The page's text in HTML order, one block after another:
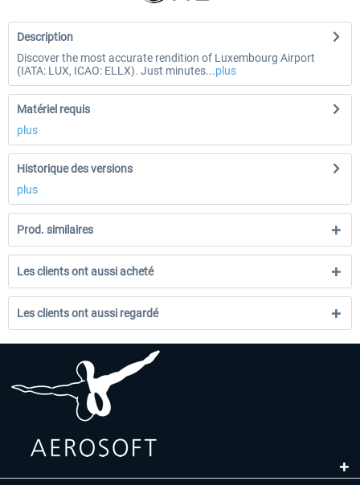
Description
Discover the most accurate rendition of Luxembourg Airport
(IATA: LUX, ICAO: ELLX). Just minutes...plus
Matériel requis
plus
Historique des versions
plus
Prod. similaires
Les clients ont aussi acheté
Les clients ont aussi regardé